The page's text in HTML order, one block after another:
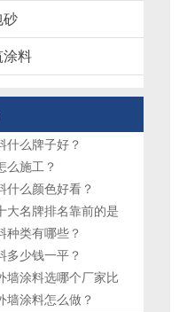
砂
涂料
什么牌子好？
么施工？
什么颜色好看？
大名牌排名靠前的是
种类有哪些？
多少钱一平？
墙涂料选哪个厂家比
墙涂料怎么做？